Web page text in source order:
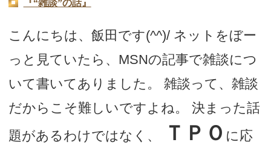
『“雑談”の話』
こんにちは、飯田です(^^)/ ネットをぼー
っと見ていたら、MSNの記事で雑談につ
いて書いてありました。 雑談って、雑談
だからこそ難しいですよね。 決まった話
題があるわけではなく、
ＴＰＯ に応